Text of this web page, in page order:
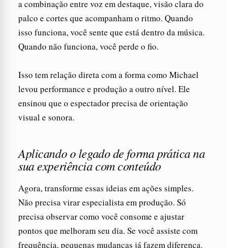
a combinação entre voz em destaque, visão clara do
palco e cortes que acompanham o ritmo. Quando
isso funciona, você sente que está dentro da música.
Quando não funciona, você perde o fio.
Isso tem relação direta com a forma como Michael
levou performance e produção a outro nível. Ele
ensinou que o espectador precisa de orientação
visual e sonora.
Aplicando o legado de forma prática na
sua experiência com conteúdo
Agora, transforme essas ideias em ações simples.
Não precisa virar especialista em produção. Só
precisa observar como você consome e ajustar
pontos que melhoram seu dia. Se você assiste com
frequência, pequenas mudanças já fazem diferença.